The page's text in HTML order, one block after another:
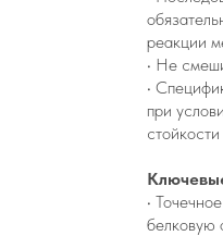
реакции
• Не
•
при
•
белковую